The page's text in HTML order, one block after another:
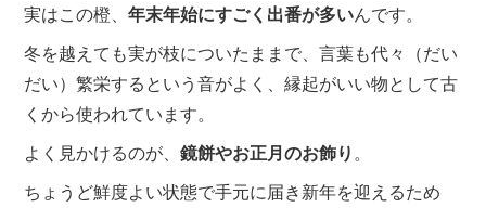
実はこの橙、年末年始にすごく出番が多いんです。
冬を越えても実が枝についたままで、言葉も代々（だい
だい）繁栄するという音がよく、縁起がいい物として古
くから使われています。
よく見かけるのが、鏡餅やお正月のお飾り。
ちょうど鮮度よい状態で手元に届き新年を迎えるため